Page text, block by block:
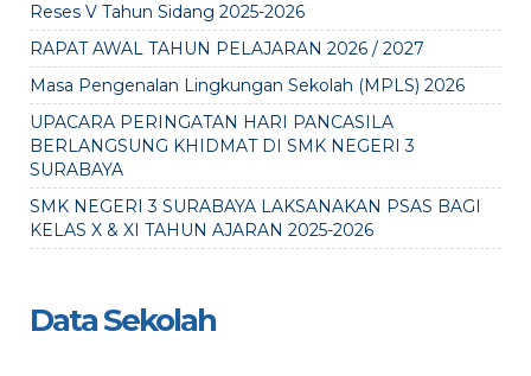
Reses V Tahun Sidang 2025-2026
RAPAT AWAL TAHUN PELAJARAN 2026 / 2027
Masa Pengenalan Lingkungan Sekolah (MPLS) 2026
UPACARA PERINGATAN HARI PANCASILA
BERLANGSUNG KHIDMAT DI SMK NEGERI 3
SURABAYA
SMK NEGERI 3 SURABAYA LAKSANAKAN PSAS BAGI
KELAS X & XI TAHUN AJARAN 2025-2026
Data Sekolah